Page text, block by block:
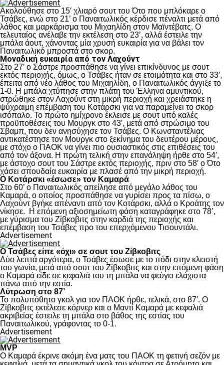
Ακολούθησε στο 15′ χλιαρό σουτ του Ότο που μπλόκαρε ο
Τσάβες, ενώ στο 21’ ο Παναιτωλικός κέρδισε πέναλτι μετά από
λάθος και μαρκάρισμα του Μιχαηλίδη στον Μαϊντέβατς. Ο
τελευταίος ανέλαβε την εκτέλεση στο 23’, αλλά έστειλε την
μπάλα άουτ, χάνοντας μία χρυσή ευκαιρία για να βάλει τον
Παναιτωλικό μπροστά στο σκορ.
Μοναδική ευκαιρία από τον Λαχούντ
Στο 27′ ο Σάστρε προσπάθησε να γίνει επικίνδυνος με σουτ
εκτός περιοχής, όμως, ο Τσάβες ήταν σε ετοιμότητα και στο 33′,
έπειτα από νέο λάθος του Μιχαηλίδη, ο Παναιτωλικός άγγιξε το
1-0. Η μπάλα χτύπησε στην πλάτη του Έλληνα αμυντικού,
στρώθηκε στον Λαχούντ στη μικρή περιοχή και χρειάστηκε η
ψύχραιμη επέμβαση του Κοτάρσκι για να παραμείνει το σκορ
ισόπαλο. Το πρώτο ημίχρονο έκλεισε με σουτ υπό καλές
προϋποθέσεις του Μουργκ στο 43′, μετά από στρώσιμο του
Σβαμπ, που δεν ανησύχησε τον Τσάβες. Ο Κωνσταντέλιας
αντικατέστησε τον Μουργκ στο ξεκίνημα του δευτέρου μέρους,
με στόχο ο ΠΑΟΚ να γίνει πιο ουσιαστικός στις επιθέσεις του
από τον άξονα. Η πρώτη τελική στην επανάληψη ήρθε στο 54′,
με άστοχο σουτ του Σάστρε εκτός περιοχής, πριν στο 58′ ο Ότο
χάσει σπουδαία ευκαιρία με πλασέ από την μικρή περιοχή.
Ο Κοτάρσκι «έσωσε» τον Καμαρά
Στο 60’ ο Παναιτωλικός απείλησε από μεγάλο λάθος του
Καμαρά, ο οποίος προσπάθησε να γυρίσει προς τα πίσω, ο
Λαχούντ βγήκε απέναντι από τον Κοτάρσκι, αλλά ο Κροάτης τον
νίκησε. Η επόμενη αξιοσημείωτη φάση καταγράφηκε στο 78’,
με γύρισμα του Ζίβκοβιτς στην καρδιά της περιοχής και
επέμβαση του Τσάβες προ του επερχόμενου Τισουντάλι.
Advertisement
Ο Τσάβες είπε «όχι» σε σουτ του Ζίβκοβιτς
Δύο λεπτά αργότερα, ο Τσάβες έσωσε με το πόδι στην κλειστή
του γωνία, μετά από σουτ του Ζίβκοβιτς και στην επόμενη φάση
ο Καμαρά είδε σε κεφαλιά του τη μπάλα να φεύγει ελάχιστα
πάνω από την εστία.
Λύτρωση στο 87’
Το πολυπόθητο γκολ για τον ΠΑΟΚ ήρθε, τελικά, στο 87′. Ο
Ζίβκοβιτς εκτέλεσε κόρνερ και ο Μαντί Καμαρά με κεφαλιά
ακριβείας έστειλε τη μπάλα στο βάθος της εστίας του
Παναιτωλικού, γράφοντας το 0-1.
Advertisement
MVP
Ο Καμαρά έκρινε ακόμη ένα ματς του ΠΑΟΚ τη φετινή σεζόν με